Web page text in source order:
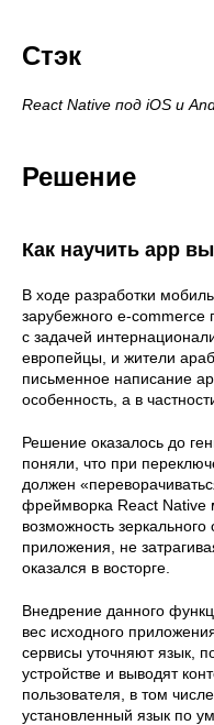
Стэк
React Native под iOS и
Решение
Как научить app
В ходе разработки
зарубежного e-commerce
с задачей
европейцы, и жители
письменное написание
особенность, а в
Решение оказалось до
поняли, что при
должен
фреймворка React Native
возможность
приложения, не
оказался в восторге.
Внедрение данного
вес исходного
сервисы уточняют язык,
устройстве и выводят
пользователя, в том
установленный язык по